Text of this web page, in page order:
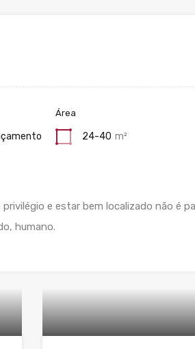
Área
24-40 m²
e estar bem localizado não é
humano.